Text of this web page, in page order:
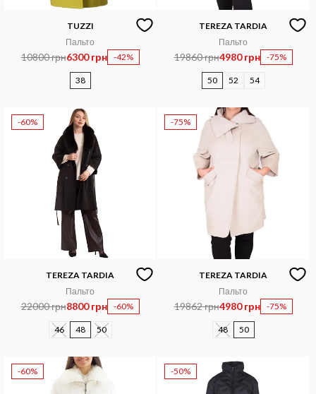
TUZZI
Пальто
10800 грн6300 грн -42%
38
TEREZA TARDIA
Пальто
19860 грн4980 грн -75%
50 52 54
-60%
TEREZA TARDIA
Пальто
22000 грн8800 грн -60%
46 48 50
-75%
TEREZA TARDIA
Пальто
19862 грн4980 грн -75%
48 50
-60% -50%